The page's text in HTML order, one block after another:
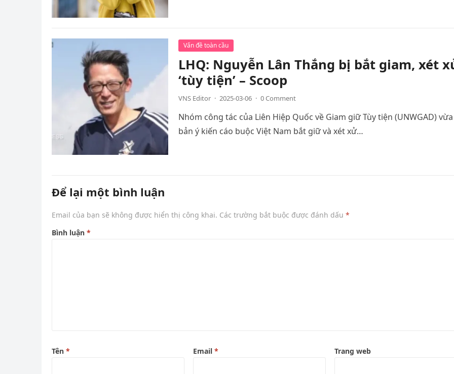
Vấn đề toàn cầu
LHQ: Nguyễn Lân Thắng bị bắt giam, xét
‘tùy tiện’ – Scoop
VNS Editor · 2025-03-06 · 0 Comment
Nhóm công tác của Liên Hiệp Quốc về Giam giữ Tùy tiện (UNWGAD)
bản ý kiến cáo buộc Việt Nam bắt giữ và xét xử…
Để lại một bình luận
Email của bạn sẽ không được hiển thị công khai. Các trường bắt buộc được đánh dấu *
Bình luận *
Tên * Email * Trang web